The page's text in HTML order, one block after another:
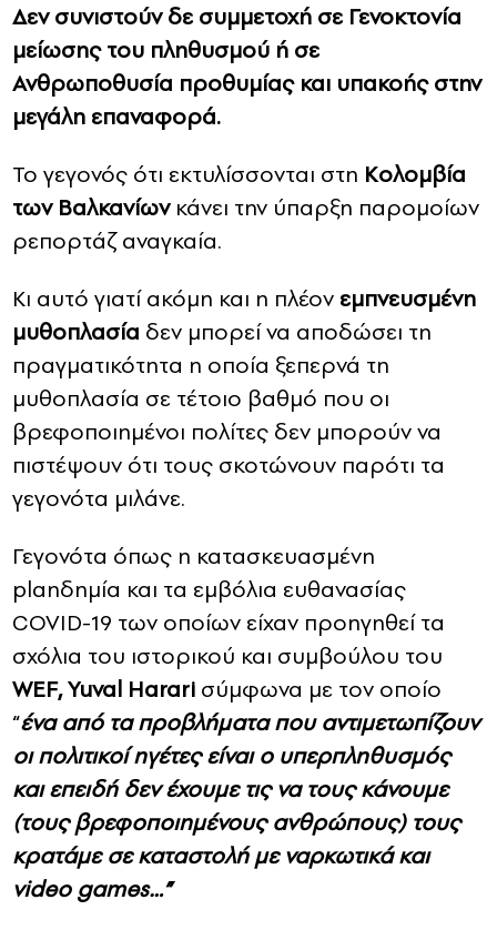
Δεν συνιστούν δε συμμετοχή σε Γενοκτονία
μείωσης του πληθυσμού ή σε
Ανθρωποθυσία προθυμίας και υπακοής στην
μεγάλη επαναφορά.
Το γεγονός ότι εκτυλίσσονται στη Κολομβία
των Βαλκανίωνκάνει την ύπαρξη παρομοίων
ρεπορτάζ αναγκαία.
Κι αυτό γιατί ακόμη και η πλέον εμπνευσμένη
μυθοπλασία δεν μπορεί να αποδώσει τη
πραγματικότητα η οποία ξεπερνά τη
μυθοπλασία σε τέτοιο βαθμό που οι
βρεφοποιημένοι πολίτες δεν μπορούν να
πιστέψουν ότι τους σκοτώνουν παρότι τα
γεγονότα μιλάνε.
Γεγονότα όπως η κατασκευασμένη
planδημία και τα εμβόλια ευθανασίας
COVID-19 των οποίων είχαν προηγηθεί τα
σχόλια του ιστορικού και συμβούλου του
WEF, Yuval Harari σύμφωνα με τον οποίο
“ένα από τα προβλήματα που αντιμετωπίζουν
οι πολιτικοί ηγέτες είναι ο υπερπληθυσμός
και επειδή δεν έχουμε τις να τους κάνουμε
(τους βρεφοποιημένους ανθρώπους) τους
κρατάμε σε καταστολή με ναρκωτικά και
video games…”